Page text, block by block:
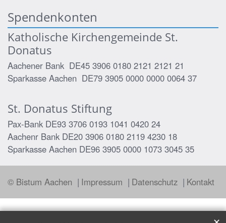
Spendenkonten
Katholische Kirchengemeinde St.
Donatus
Aachener Bank DE45 3906 0180 2121 2121 21
Sparkasse Aachen DE79 3905 0000 0000 0064 37
St. Donatus Stiftung
Pax-Bank DE93 3706 0193 1041 0420 24
Aachenr Bank DE20 3906 0180 2119 4230 18
Sparkasse Aachen DE96 3905 0000 1073 3045 35
© Bistum Aachen Impressum Datenschutz Kontakt